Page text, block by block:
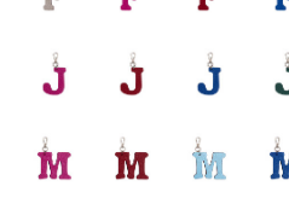
J - Fuchsia J - Rouge J - Bleu lapisJ -
M - Fuchsia M - Rouge M - Ciel M